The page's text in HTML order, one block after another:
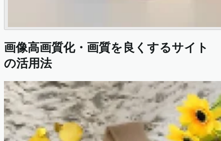
画像高画質化・画質を良くするサイト
の活用法